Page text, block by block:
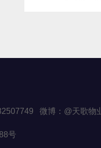
微博：@天歌物
号